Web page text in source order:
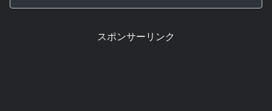
スポンサーリンク